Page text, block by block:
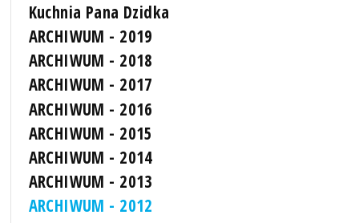
Kuchnia Pana Dzidka
ARCHIWUM - 2019
ARCHIWUM - 2018
ARCHIWUM - 2017
ARCHIWUM - 2016
ARCHIWUM - 2015
ARCHIWUM - 2014
ARCHIWUM - 2013
ARCHIWUM - 2012